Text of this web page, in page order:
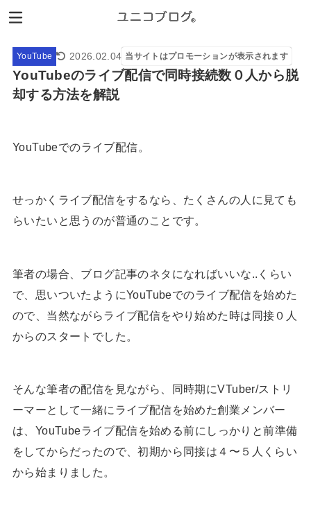
YouTube 2026.02.04 当サイトはプロモーションが表示されます
YouTubeのライブ配信で同時接続数０人から脱
却する方法を解説
YouTubeでのライブ配信。
せっかくライブ配信をするなら、たくさんの人に見ても
らいたいと思うのが普通のことです。
筆者の場合、ブログ記事のネタになればいいな..くらい
で、思いついたようにYouTubeでのライブ配信を始めた
ので、当然ながらライブ配信をやり始めた時は同接０人
からのスタートでした。
そんな筆者の配信を見ながら、同時期にVTuber/ストリ
ーマーとして一緒にライブ配信を始めた創業メンバー
は、YouTubeライブ配信を始める前にしっかりと前準備
をしてからだったので、初期から同接は４〜５人くらい
から始まりました。